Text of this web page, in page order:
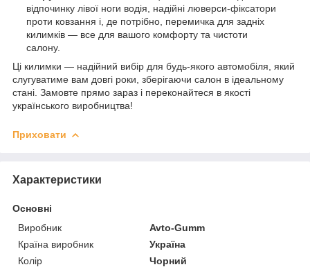
відпочинку лівої ноги водія, надійні люверси-фіксатори
проти ковзання і, де потрібно, перемичка для задніх
килимків — все для вашого комфорту та чистоти
салону.
Ці килимки — надійний вибір для будь-якого автомобіля, який
слугуватиме вам довгі роки, зберігаючи салон в ідеальному
стані. Замовте прямо зараз і переконайтеся в якості
українського виробництва!
Приховати
Характеристики
Основні
Виробник
Avto-Gumm
Країна виробник
Україна
Колір
Чорний